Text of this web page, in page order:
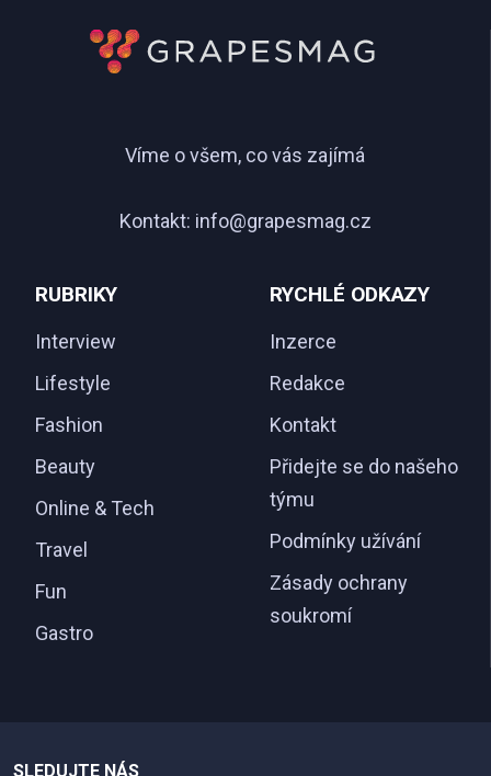
Víme o všem, co vás zajímá
Kontakt: info@grapesmag.cz
RUBRIKY
Interview
Lifestyle
Fashion
Beauty
Online & Tech
Travel
Fun
Gastro
RYCHLÉ ODKAZY
Inzerce
Redakce
Kontakt
Přidejte se do našeho
týmu
Podmínky užívání
Zásady ochrany
soukromí
SLEDUJTE NÁS